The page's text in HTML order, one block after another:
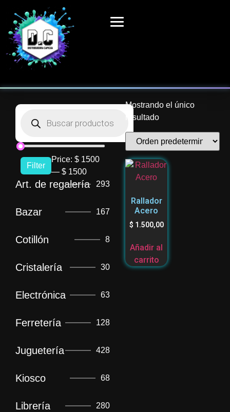
Filter
Price: $ 1500
— $ 1500
Art. de regalería 293
Bazar 167
Cotillón 8
Cristalería 30
Electrónica 63
Ferretería 128
Juguetería 428
Kiosco 68
Librería 280
Mostrando el único
resultado
Rallador
Acero
$ 1.500,00
Añadir al
carrito